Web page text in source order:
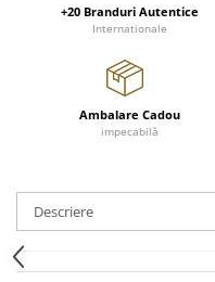
CELESTIAL PLATINUM
CORNUCOPIA
JASPER CONRAN GOLD
RENAISSANCE GOLD
OLD COUNTRY ROSES
PASHMINA
SIGNET PLATINUM
+20 Branduri Autentice
Internationale
Ambalare Cadou
impecabilă
Descriere